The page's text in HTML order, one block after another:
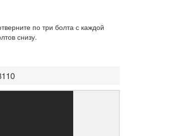
по три болта с каждой
снизу.